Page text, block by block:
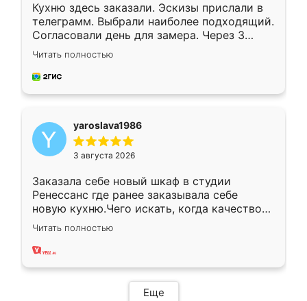
Кухню здесь заказали. Эскизы прислали в
телеграмм. Выбрали наиболее подходящий.
Согласовали день для замера. Через 3
недели кухня была уже готова. Остались
довольны работой. Спасибо Ренессанс
мебель за качественную работу!
Читать полностью
yaroslava1986
3 августа 2026
Заказала себе новый шкаф в студии
Ренессанс где ранее заказывала себе
новую кухню.Чего искать, когда качеством
вполне довольна. Служит кухня уже почти
два года, нареканий нет.
Читать полностью
Еще